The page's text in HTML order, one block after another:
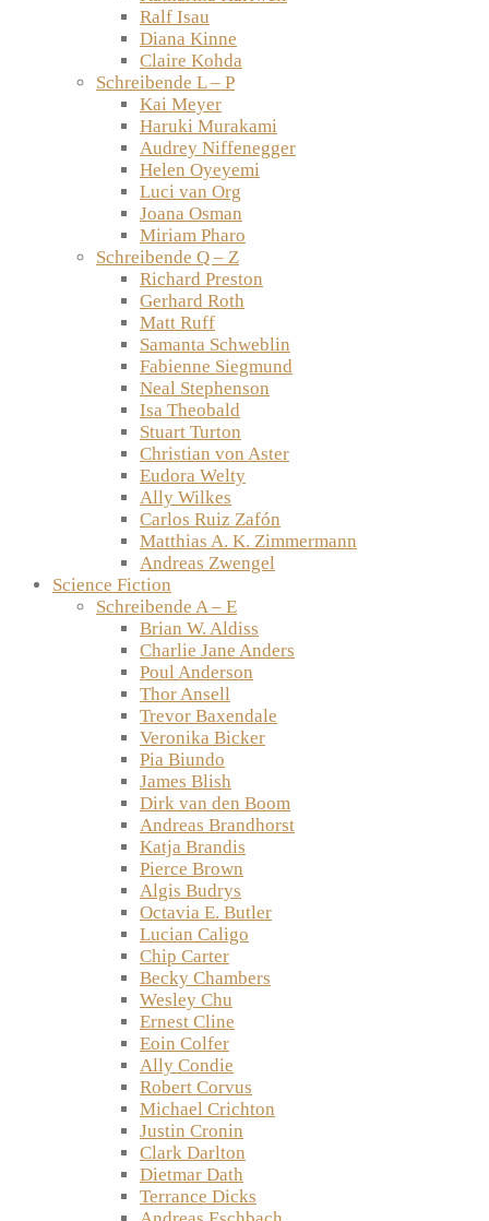
Ralf Isau
Diana Kinne
Claire Kohda
Schreibende L – P
Kai Meyer
Haruki Murakami
Audrey Niffenegger
Helen Oyeyemi
Luci van Org
Joana Osman
Miriam Pharo
Schreibende Q – Z
Richard Preston
Gerhard Roth
Matt Ruff
Samanta Schweblin
Fabienne Siegmund
Neal Stephenson
Isa Theobald
Stuart Turton
Christian von Aster
Eudora Welty
Ally Wilkes
Carlos Ruiz Zafón
Matthias A. K. Zimmermann
Andreas Zwengel
Science Fiction
Schreibende A – E
Brian W. Aldiss
Charlie Jane Anders
Poul Anderson
Thor Ansell
Trevor Baxendale
Veronika Bicker
Pia Biundo
James Blish
Dirk van den Boom
Andreas Brandhorst
Katja Brandis
Pierce Brown
Algis Budrys
Octavia E. Butler
Lucian Caligo
Chip Carter
Becky Chambers
Wesley Chu
Ernest Cline
Eoin Colfer
Ally Condie
Robert Corvus
Michael Crichton
Justin Cronin
Clark Darlton
Dietmar Dath
Terrance Dicks